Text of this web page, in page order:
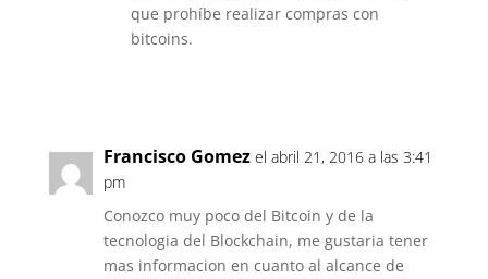
que prohíbe realizar compras con
bitcoins.
Francisco Gomez el abril 21, 2016 a las 3:41
pm
Conozco muy poco del Bitcoin y de la
tecnologia del Blockchain, me gustaria tener
mas informacion en cuanto al alcance de